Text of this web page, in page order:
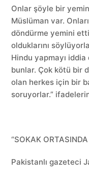
Onlar şöyle bir
Müslüman var.
döndürme yemini
olduklarını
Hindu yapmayı
bunlar. Çok kötü bir
olan herkes için bir
soruyorlar.”
“SOKAK
Pakistanlı gazeteci